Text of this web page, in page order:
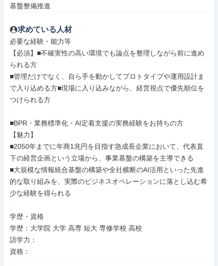
基盤整備推進
求めている人材
必要な経験・能力等
【必須】■不確実性の高い環境でも論点を整理しながら前に進め
られる方
■管理だけでなく、自ら手を動かしてプロトタイプや運用設計ま
で入り込める方■現場に入り込みながら、経営視点で優先順位を
つけられる方
■BPR・業務標準化・AI定着支援の実務経験をお持ちの方
【魅力】
■2050年までに年商1兆円を目指す急成長企業において、代表直
下の経営企画という立場から、事業基盤の構築を主導できる
■大規模な情報統合基盤の構築や全社横断のAI活用といった先進
的な取り組みを、実際のビジネスオペレーションに落とし込む希
少な経験を得られる
学歴・資格
学歴：大学院 大学 高専 短大 専修学校 高校
語学力：
資格：